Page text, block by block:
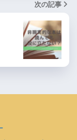
次の記事